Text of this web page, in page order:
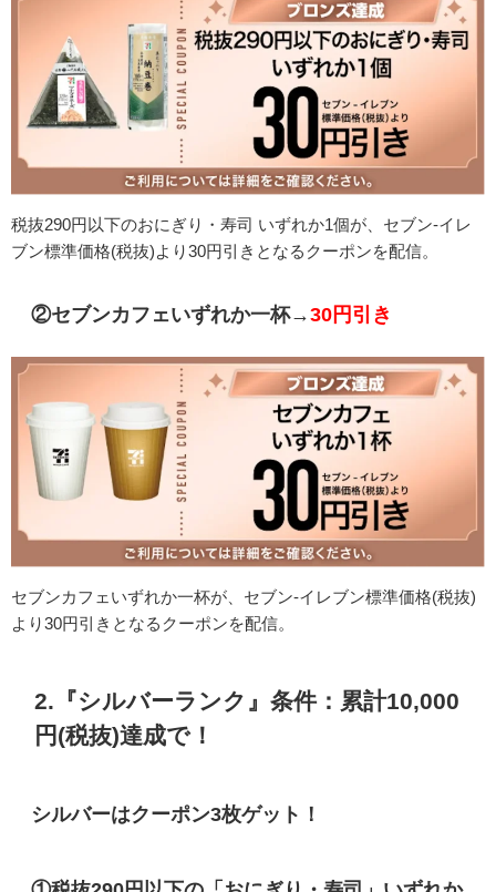
税抜290円以下のおにぎり・寿司 いずれか1個が、セブン-イレ
ブン標準価格(税抜)より30円引きとなるクーポンを配信。
②セブンカフェいずれか一杯→30円引き
セブンカフェいずれか一杯が、セブン-イレブン標準価格(税抜)
より30円引きとなるクーポンを配信。
2.『シルバーランク』条件：累計10,000
円(税抜)達成で！
シルバーはクーポン3枚ゲット！